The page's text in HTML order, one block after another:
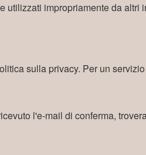
utilizzati impropriamente da
sulla privacy. Per un
l'e-mail di conferma,